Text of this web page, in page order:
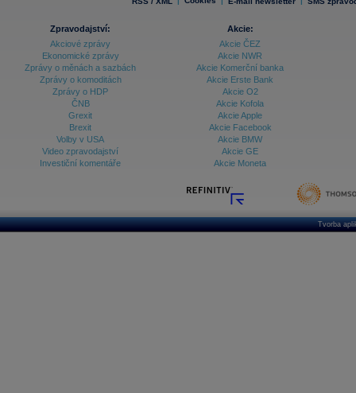
Zpravodajství:
Akciové zprávy
Ekonomické zprávy
Zprávy o měnách a sazbách
Zprávy o komoditách
Zprávy o HDP
ČNB
Grexit
Brexit
Volby v USA
Video zpravodajství
Investiční komentáře
Akcie:
Akcie ČEZ
Akcie NWR
Akcie Komerční banka
Akcie Erste Bank
Akcie O2
Akcie Kofola
Akcie Apple
Akcie Facebook
Akcie BMW
Akcie GE
Akcie Moneta
Tvorba